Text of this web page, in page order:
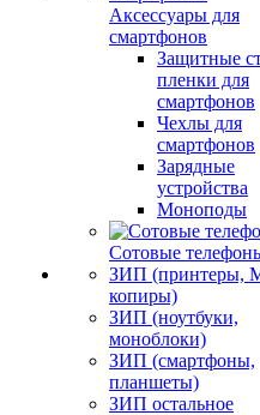
Аксессуары для
смартфонов
Защитные
пленки для
смартфонов
Чехлы для
смартфонов
Зарядные
устройства
Моноподы
Сотовые
ЗИП (принтеры,
копиры)
ЗИП (ноутбуки,
моноблоки)
ЗИП (смартфоны,
планшеты)
ЗИП остальное